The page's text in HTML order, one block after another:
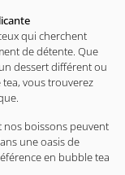
qui cherchent
de détente. Que
dessert différent ou
vous trouverez
nos boissons peuvent
une oasis de
en bubble tea